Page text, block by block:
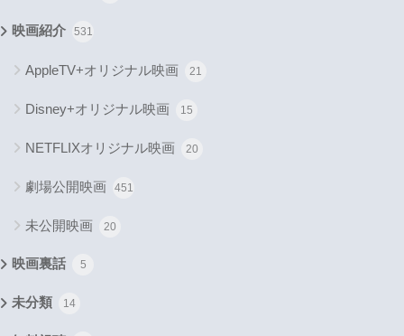
映画紹介 531
AppleTV+オリジナル映画 21
Disney+オリジナル映画 15
NETFLIXオリジナル映画 20
劇場公開映画 451
未公開映画 20
映画裏話 5
未分類 14